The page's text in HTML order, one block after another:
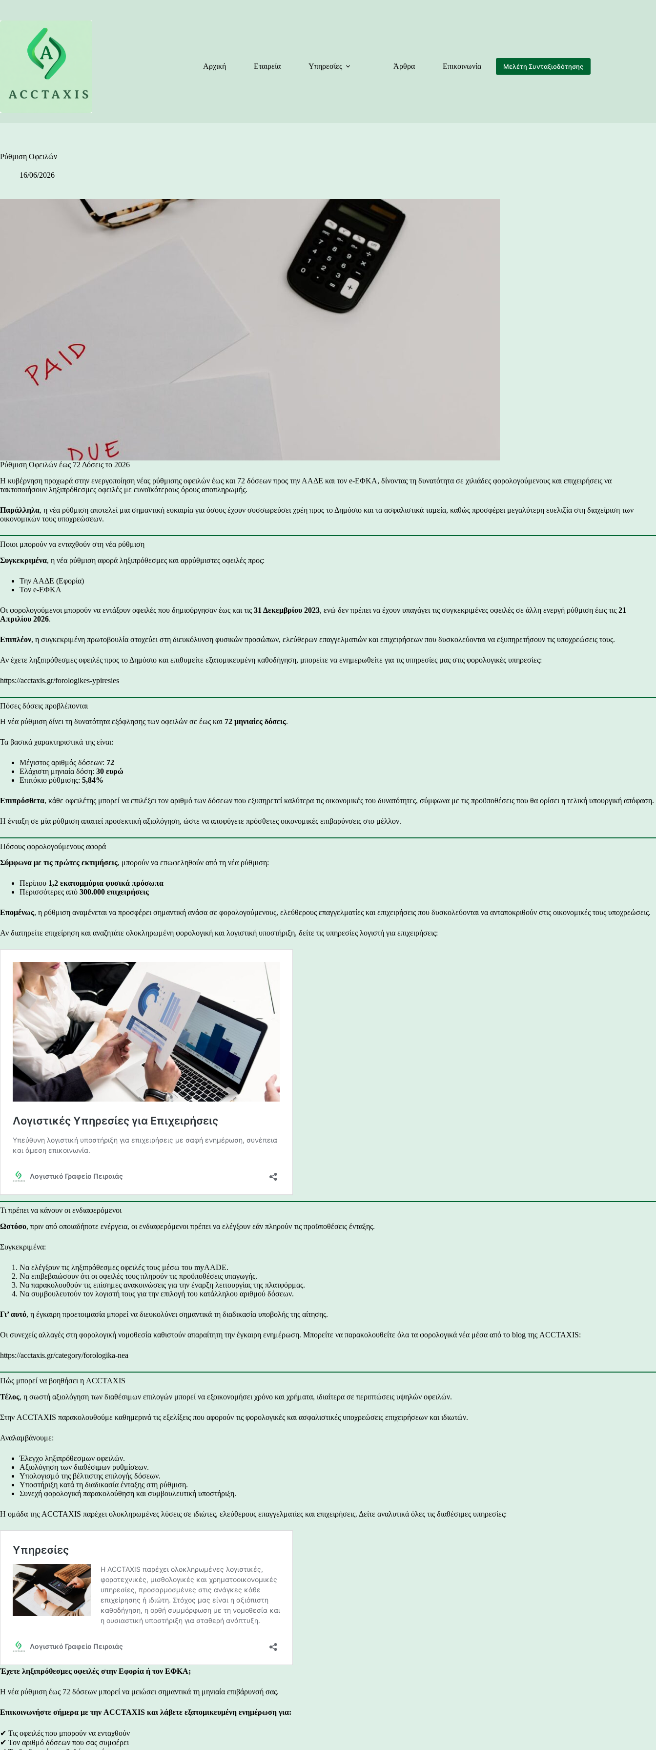
περιεχόμενο
Αρχική Εταιρεία Υπηρεσίες Άρθρα Επικοινωνία Μελέτη Συνταξιοδότησης
Ρύθμιση Οφειλών
16/06/2026
Ρύθμιση Οφειλών έως 72 Δόσεις το 2026
Η κυβέρνηση προχωρά στην ενεργοποίηση νέας ρύθμισης οφειλών έως και 72 δόσεων προς την ΑΑΔΕ και τον e-ΕΦΚΑ, δίνοντας τη δυνατότητα σε χιλιάδες φορολογούμενους και επιχειρήσεις να
τακτοποιήσουν ληξιπρόθεσμες οφειλές με ευνοϊκότερους όρους αποπληρωμής.
Παράλληλα, η νέα ρύθμιση αποτελεί μια σημαντική ευκαιρία για όσους έχουν συσσωρεύσει χρέη προς το Δημόσιο και τα ασφαλιστικά ταμεία, καθώς προσφέρει μεγαλύτερη ευελιξία στη διαχείριση των
οικονομικών τους υποχρεώσεων.
Ποιοι μπορούν να ενταχθούν στη νέα ρύθμιση
Συγκεκριμένα, η νέα ρύθμιση αφορά ληξιπρόθεσμες και αρρύθμιστες οφειλές προς:
Την ΑΑΔΕ (Εφορία)
Τον e-ΕΦΚΑ
Οι φορολογούμενοι μπορούν να εντάξουν οφειλές που δημιούργησαν έως και τις 31 Δεκεμβρίου 2023, ενώ δεν πρέπει να έχουν υπαγάγει τις συγκεκριμένες οφειλές σε άλλη ενεργή ρύθμιση έως τις 21
Απριλίου 2026.
Επιπλέον, η συγκεκριμένη πρωτοβουλία στοχεύει στη διευκόλυνση φυσικών προσώπων, ελεύθερων επαγγελματιών και επιχειρήσεων που δυσκολεύονται να εξυπηρετήσουν τις υποχρεώσεις τους.
Αν έχετε ληξιπρόθεσμες οφειλές προς το Δημόσιο και επιθυμείτε εξατομικευμένη καθοδήγηση, μπορείτε να ενημερωθείτε για τις υπηρεσίες μας στις φορολογικές υπηρεσίες:
https://acctaxis.gr/forologikes-ypiresies
Πόσες δόσεις προβλέπονται
Η νέα ρύθμιση δίνει τη δυνατότητα εξόφλησης των οφειλών σε έως και 72 μηνιαίες δόσεις.
Τα βασικά χαρακτηριστικά της είναι:
Μέγιστος αριθμός δόσεων: 72
Ελάχιστη μηνιαία δόση: 30 ευρώ
Επιτόκιο ρύθμισης: 5,84%
Επιπρόσθετα, κάθε οφειλέτης μπορεί να επιλέξει τον αριθμό των δόσεων που εξυπηρετεί καλύτερα τις οικονομικές του δυνατότητες, σύμφωνα με τις προϋποθέσεις που θα ορίσει η τελική υπουργική απόφαση.
Η ένταξη σε μία ρύθμιση απαιτεί προσεκτική αξιολόγηση, ώστε να αποφύγετε πρόσθετες οικονομικές επιβαρύνσεις στο μέλλον.
Πόσους φορολογούμενους αφορά
Σύμφωνα με τις πρώτες εκτιμήσεις, μπορούν να επωφεληθούν από τη νέα ρύθμιση:
Περίπου 1,2 εκατομμύρια φυσικά πρόσωπα
Περισσότερες από 300.000 επιχειρήσεις
Επομένως, η ρύθμιση αναμένεται να προσφέρει σημαντική ανάσα σε φορολογούμενους, ελεύθερους επαγγελματίες και επιχειρήσεις που δυσκολεύονται να ανταποκριθούν στις οικονομικές τους υποχρεώσεις.
Αν διατηρείτε επιχείρηση και αναζητάτε ολοκληρωμένη φορολογική και λογιστική υποστήριξη, δείτε τις υπηρεσίες λογιστή για επιχειρήσεις:
Τι πρέπει να κάνουν οι ενδιαφερόμενοι
Ωστόσο, πριν από οποιαδήποτε ενέργεια, οι ενδιαφερόμενοι πρέπει να ελέγξουν εάν πληρούν τις προϋποθέσεις ένταξης.
Συγκεκριμένα:
Να ελέγξουν τις ληξιπρόθεσμες οφειλές τους μέσω του myAADE.
Να επιβεβαιώσουν ότι οι οφειλές τους πληρούν τις προϋποθέσεις υπαγωγής.
Να παρακολουθούν τις επίσημες ανακοινώσεις για την έναρξη λειτουργίας της πλατφόρμας.
Να συμβουλευτούν τον λογιστή τους για την επιλογή του κατάλληλου αριθμού δόσεων.
Γι’ αυτό, η έγκαιρη προετοιμασία μπορεί να διευκολύνει σημαντικά τη διαδικασία υποβολής της αίτησης.
Οι συνεχείς αλλαγές στη φορολογική νομοθεσία καθιστούν απαραίτητη την έγκαιρη ενημέρωση. Μπορείτε να παρακολουθείτε όλα τα φορολογικά νέα μέσα από το blog της ACCTAXIS:
https://acctaxis.gr/category/forologika-nea
Πώς μπορεί να βοηθήσει η ACCTAXIS
Τέλος, η σωστή αξιολόγηση των διαθέσιμων επιλογών μπορεί να εξοικονομήσει χρόνο και χρήματα, ιδιαίτερα σε περιπτώσεις υψηλών οφειλών.
Στην ACCTAXIS παρακολουθούμε καθημερινά τις εξελίξεις που αφορούν τις φορολογικές και ασφαλιστικές υποχρεώσεις επιχειρήσεων και ιδιωτών.
Αναλαμβάνουμε:
Έλεγχο ληξιπρόθεσμων οφειλών.
Αξιολόγηση των διαθέσιμων ρυθμίσεων.
Υπολογισμό της βέλτιστης επιλογής δόσεων.
Υποστήριξη κατά τη διαδικασία ένταξης στη ρύθμιση.
Συνεχή φορολογική παρακολούθηση και συμβουλευτική υποστήριξη.
Η ομάδα της ACCTAXIS παρέχει ολοκληρωμένες λύσεις σε ιδιώτες, ελεύθερους επαγγελματίες και επιχειρήσεις. Δείτε αναλυτικά όλες τις διαθέσιμες υπηρεσίες:
Έχετε ληξιπρόθεσμες οφειλές στην Εφορία ή τον ΕΦΚΑ;
Η νέα ρύθμιση έως 72 δόσεων μπορεί να μειώσει σημαντικά τη μηνιαία επιβάρυνσή σας.
Επικοινωνήστε σήμερα με την ACCTAXIS και λάβετε εξατομικευμένη ενημέρωση για:
✔ Τις οφειλές που μπορούν να ενταχθούν
✔ Τον αριθμό δόσεων που σας συμφέρει